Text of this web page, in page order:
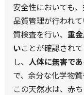
安全性においても
品質管理が行われ
質検査を行い、重
いことが確認され
し、人体に無害で
で、余分な化学物
この天然水は、赤